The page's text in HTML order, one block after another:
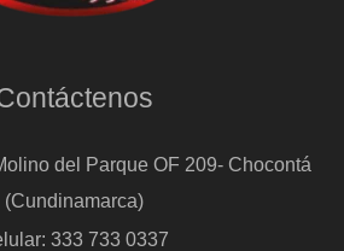
del Parque OF 209- Chocontá
(Cundinamarca)
333 733 0337